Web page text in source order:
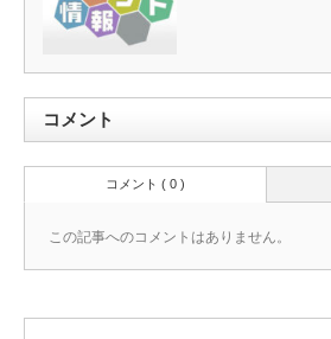
コメント
コメント ( 0 )
この記事へのコメントはありません。